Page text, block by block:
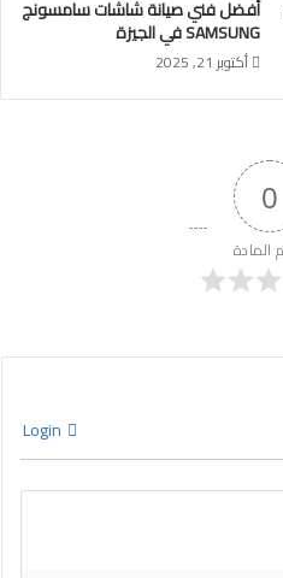
أفضل فني صيانة شاشات سامسونج
SAMSUNG في الجيزة
أكتوبر 21, 2025
0
المادة